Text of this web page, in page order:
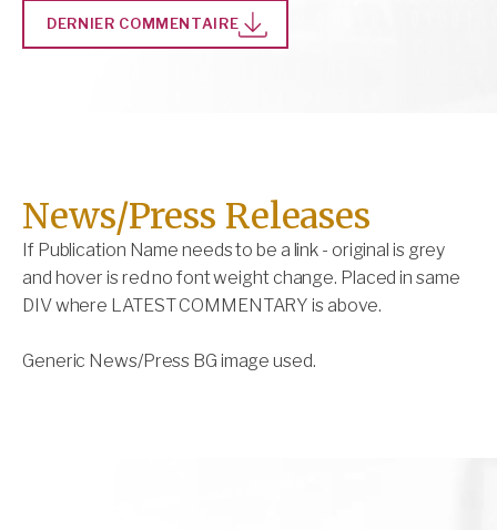
DERNIER COMMENTAIRE
News/Press Releases
If Publication Name needs to be a link - original is grey
and hover is red no font weight change. Placed in same
DIV where LATEST COMMENTARY is above.
Generic News/Press BG image used.